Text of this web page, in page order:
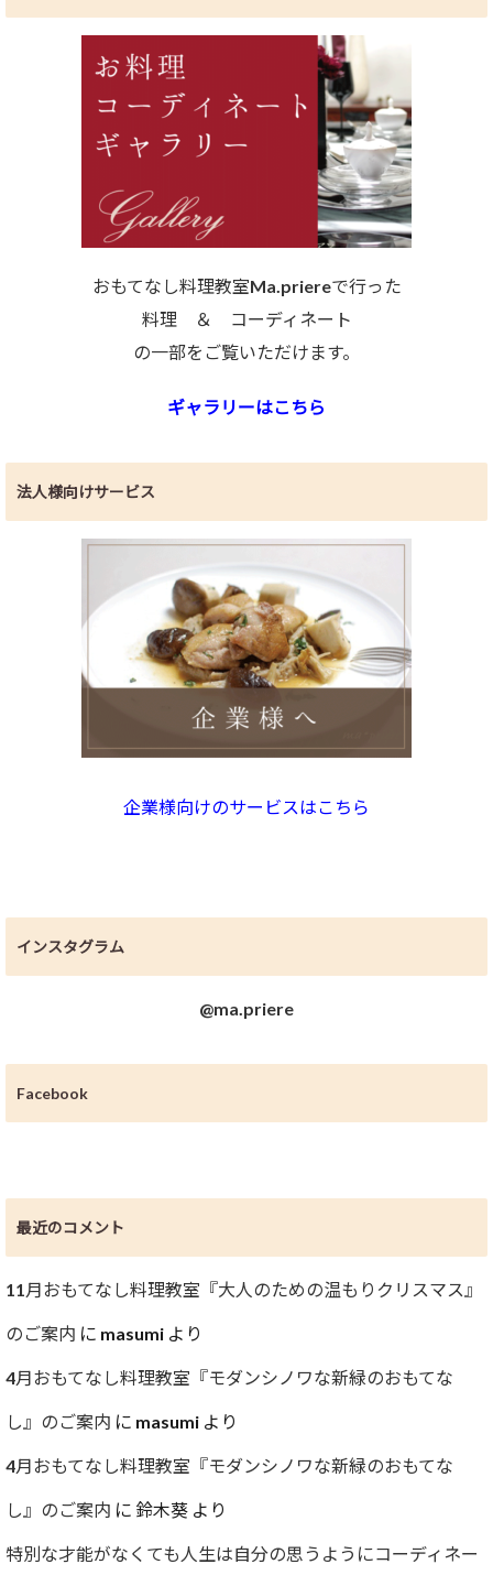
おもてなし料理教室Ma.priereで行った
料理 ＆ コーディネート
の一部をご覧いただけます。
ギャラリーはこちら
法人様向けサービス
企業様向けのサービスはこちら
インスタグラム
@ma.priere
Facebook
最近のコメント
11月おもてなし料理教室『大人のための温もりクリスマス』
のご案内 に masumi より
4月おもてなし料理教室『モダンシノワな新緑のおもてな
し』のご案内 に masumi より
4月おもてなし料理教室『モダンシノワな新緑のおもてな
し』のご案内 に 鈴木葵 より
特別な才能がなくても人生は自分の思うようにコーディネー